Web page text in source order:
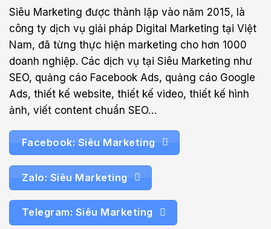
Siêu Marketing được thành lập vào năm 2015, là
công ty dịch vụ giải pháp Digital Marketing tại Việt
Nam, đã từng thực hiện marketing cho hơn 1000
doanh nghiệp. Các dịch vụ tại Siêu Marketing như
SEO, quảng cáo Facebook Ads, quảng cáo Google
Ads, thiết kế website, thiết kế video, thiết kế hình
ảnh, viết content chuẩn SEO…
Facebook: Siêu Marketing
Zalo: Siêu Marketing
Telegram: Siêu Marketing